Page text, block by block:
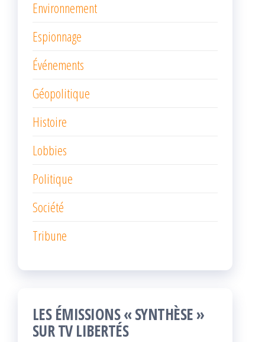
Environnement
Espionnage
Événements
Géopolitique
Histoire
Lobbies
Politique
Société
Tribune
LES ÉMISSIONS « SYNTHÈSE »
SUR TV LIBERTÉS